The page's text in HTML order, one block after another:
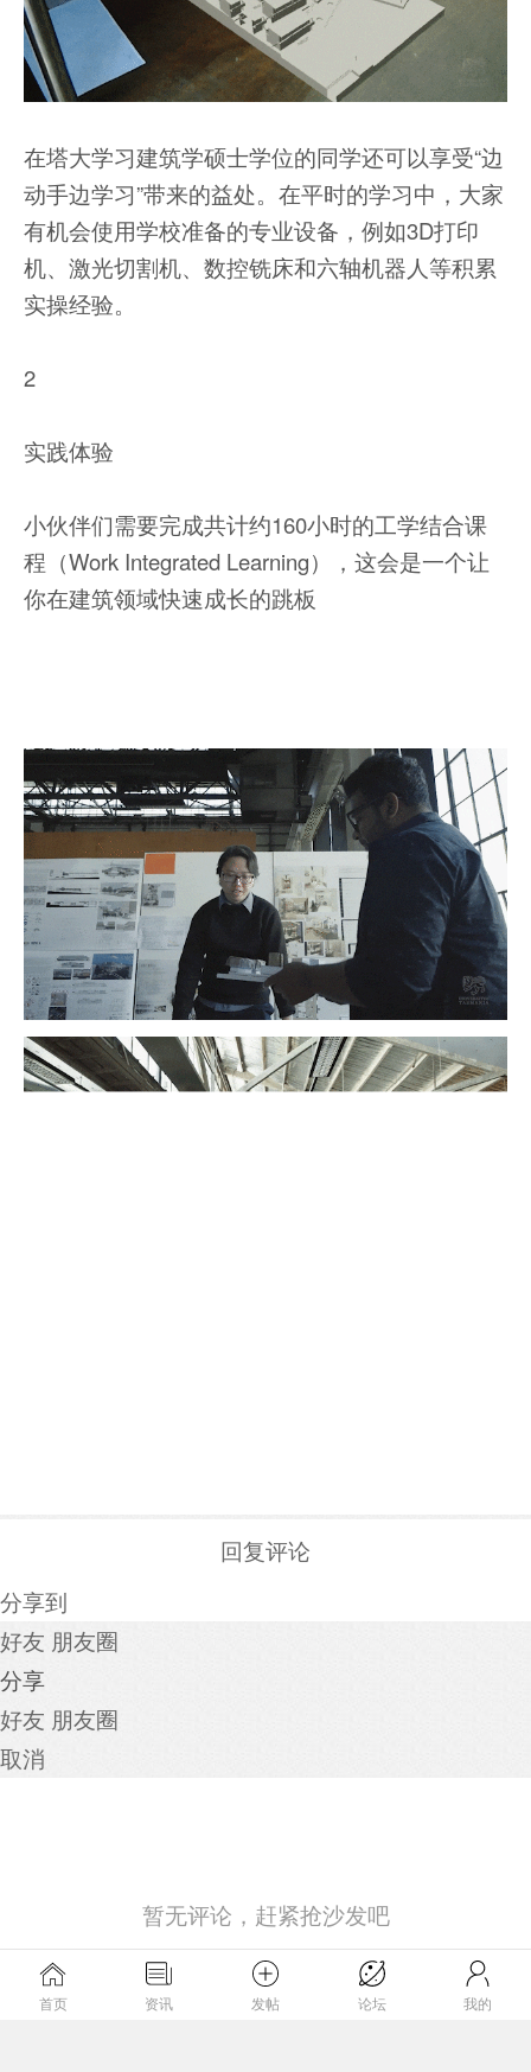
在塔大学习建筑学硕士学位的同学还可以享受“边
动手边学习”带来的益处。在平时的学习中，大家
有机会使用学校准备的专业设备，例如3D打印
机、激光切割机、数控铣床和六轴机器人等积累
实操经验。
2
实践体验
小伙伴们需要完成共计约160小时的工学结合课
程（Work Integrated Learning），这会是一个让
你在建筑领域快速成长的跳板
回复评论
分享到
好友 朋友圈
分享
好友 朋友圈
取消
暂无评论，赶紧抢沙发吧
首页 资讯 发帖 论坛 我的